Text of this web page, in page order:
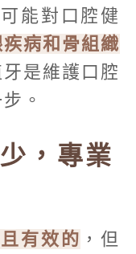
能對口腔健
病和骨組織
是維護口腔
。
，專業
有效的 ，但